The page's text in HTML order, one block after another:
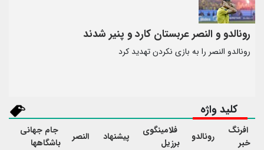
رونالدو و النصر عربستان کارد و پنیر شدند
رونالدو النصر را به بازی نکردن تهدید کرد
کلید واژه
افرنگ
خبر
رونالدو
فلامینگوی
برزیل
پیشنهاد النصر
جام جهانی
باشگاهها